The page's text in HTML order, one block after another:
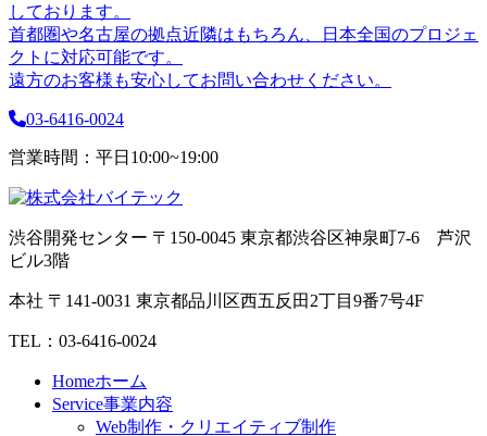
しております。
首都圏や名古屋の拠点近隣はもちろん、日本全国のプロジェ
クトに対応可能です。
遠方のお客様も安心してお問い合わせください。
03-6416-0024
営業時間：平日10:00~19:00
渋谷開発センター 〒150-0045 東京都渋谷区神泉町7-6 芦沢
ビル3階
本社 〒141-0031 東京都品川区西五反田2丁目9番7号4F
TEL：03-6416-0024
Homeホーム
Service事業内容
Web制作・クリエイティブ制作